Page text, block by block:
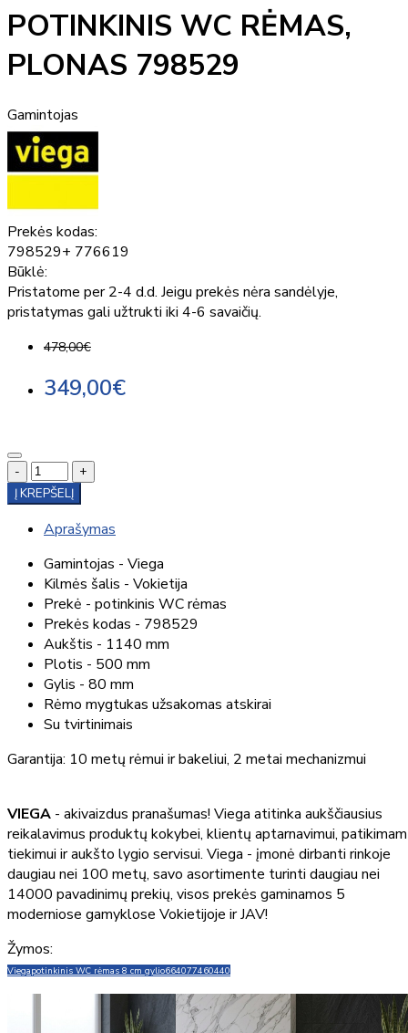
POTINKINIS WC RĖMAS,
PLONAS 798529
Gamintojas
Prekės kodas:
798529+ 776619
Būklė:
Pristatome per 2-4 d.d. Jeigu prekės nėra sandėlyje,
pristatymas gali užtrukti iki 4-6 savaičių.
478,00€
349,00€
-
+
Į KREPŠELĮ
Aprašymas
Gamintojas - Viega
Kilmės šalis - Vokietija
Prekė - potinkinis WC rėmas
Prekės kodas - 798529
Aukštis - 1140 mm
Plotis - 500 mm
Gylis - 80 mm
Rėmo mygtukas užsakomas atskirai
Su tvirtinimais
Garantija: 10 metų rėmui ir bakeliui, 2 metai mechanizmui
VIEGA - akivaizdus pranašumas! Viega atitinka aukščiausius
reikalavimus produktų kokybei, klientų aptarnavimui, patikimam
tiekimui ir aukšto lygio servisui. Viega - įmonė dirbanti rinkoje
daugiau nei 100 metų, savo asortimente turinti daugiau nei
14000 pavadinimų prekių, visos prekės gaminamos 5
moderniose gamyklose Vokietijoje ir JAV!
Žymos:
Viegapotinkinis WC rėmas 8 cm gylio664077460440